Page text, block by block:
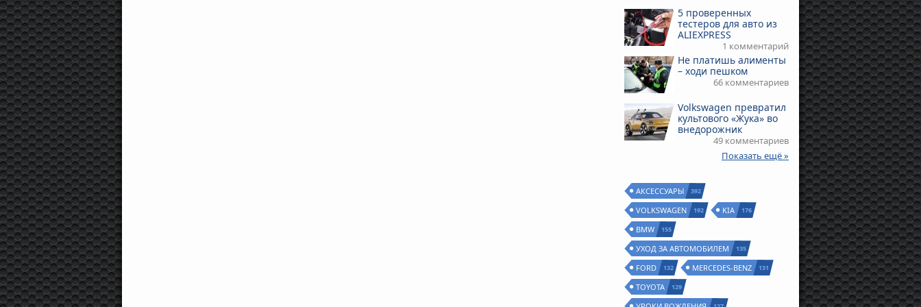
5 проверенных
тестеров для авто из
ALIEXPRESS
1 комментарий
Не платишь алименты
– ходи пешком
66 комментариев
Volkswagen превратил
культового «Жука» во
внедорожник
49 комментариев
Показать ещё »
АКСЕССУАРЫ 392
VOLKSWAGEN 192 KIA 176
BMW 155
УХОД ЗА АВТОМОБИЛЕМ 135
FORD 132 MERCEDES-BENZ 131
TOYOTA 129